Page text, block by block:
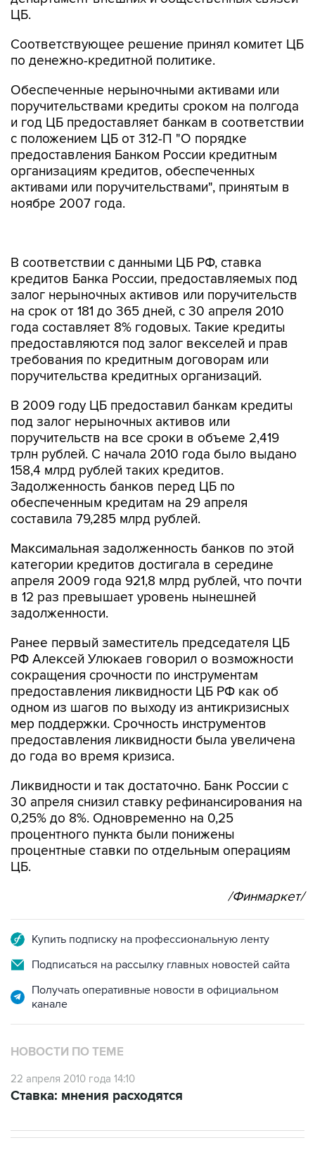
ЦБ.
Соответствующее решение принял комитет ЦБ
по денежно-кредитной политике.
Обеспеченные нерыночными активами или
поручительствами кредиты сроком на полгода
и год ЦБ предоставляет банкам в соответствии
с положением ЦБ от 312-П "О порядке
предоставления Банком России кредитным
организациям кредитов, обеспеченных
активами или поручительствами", принятым в
ноябре 2007 года.
залог нерыночных активов или поручительств
на срок от 181 до 365 дней, с 30 апреля 2010
года составляет 8% годовых. Такие кредиты
предоставляются под залог векселей и прав
требования по кредитным договорам или
поручительства кредитных организаций.
В 2009 году ЦБ предоставил банкам кредиты
поручительств на все сроки в объеме 2,419
трлн рублей. С начала 2010 года было выдано
158,4 млрд рублей таких кредитов.
Задолженность банков перед ЦБ по
обеспеченным кредитам на 29 апреля
составила 79,285 млрд рублей.
Максимальная задолженность банков по этой
апреля 2009 года 921,8 млрд рублей, что почти
в 12 раз превышает уровень нынешней
задолженности.
Ранее первый заместитель председателя ЦБ
сокращения срочности по инструментам
предоставления ликвидности ЦБ РФ как об
одном из шагов по выходу из антикризисных
мер поддержки. Срочность инструментов
предоставления ликвидности была увеличена
до года во время кризиса.
Ликвидности и так достаточно. Банк России с
0,25% до 8%. Одновременно на 0,25
процентного пункта были понижены
процентные ставки по отдельным операциям
ЦБ.
Подписаться на рассылку главных новостей сайта
Получать оперативные новости в официальном
НОВОСТИ ПО ТЕМЕ
22 апреля 2010 года 14:10